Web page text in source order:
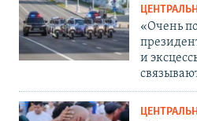
«Очень
и